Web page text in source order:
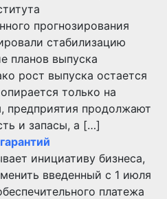
прогнозирования
стабилизацию
планов выпуска
рост выпуска остается
только на
предприятия продолжают
и запасы, а […]
инициативу бизнеса,
введенный с 1 июля
платежа